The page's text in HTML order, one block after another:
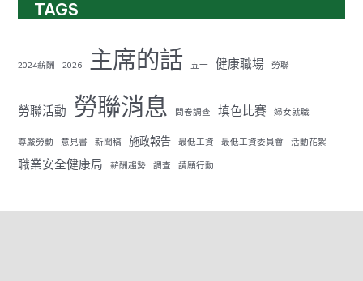
TAGS
2024薪酬 2026 主席的話 五一 健康職場 勞聯
勞聯活動 勞聯消息 問卷調查 填色比賽 婦女就職
尊嚴勞動 意見書 新聞稿 施政報告 最低工資 最低工資委員會 活動花絮
職業安全健康局 薪酬趨勢 調查 請願行動